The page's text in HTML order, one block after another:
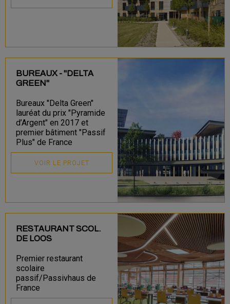
BUREAUX - "DELTA
GREEN"
Bureaux "Delta Green"
lauréat du prix "Pyramide
d’Argent" en 2017 et
premier bâtiment "Passif
Plus" de France
VOIR LE PROJET
RESTAURANT SCOL.
DE LOOS
Premier restaurant
scolaire
passif/Passivhaus de
France